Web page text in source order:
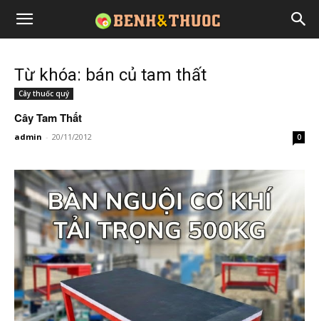
Từ khóa: bán củ tam thất
Cây thuốc quý
Cây Tam Thất
admin - 20/11/2012 0